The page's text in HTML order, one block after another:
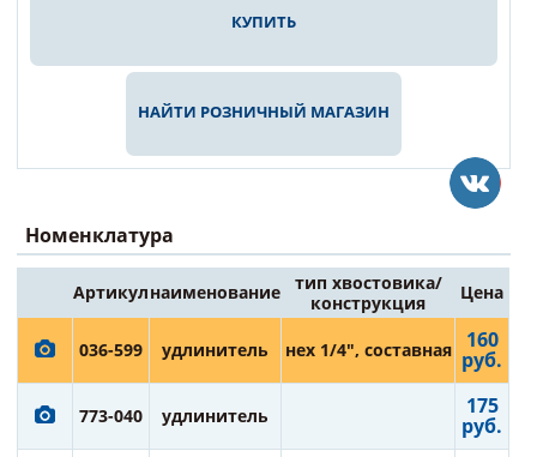
КУПИТЬ
НАЙТИ РОЗНИЧНЫЙ МАГАЗИН
Номенклатура
Артикулнаименование
тип хвостовика/
конструкция
Цена
036-599 удлинитель нех 1/4", составная 160
руб.
773-040 удлинитель 175
руб.